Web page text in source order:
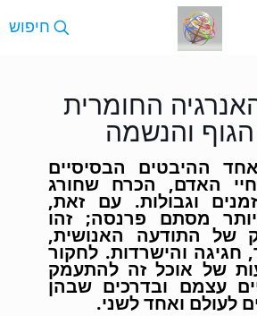
החומרית
והנשמה
ההיבטים הבסיסיים
האדם, הכרח שחורג
וגבולות. עם זאת,
מסתם פרנסה; זהו
של התודעה האנושית,
חגיגה והישרדות. לחקור
של אוכל זה להתעמק
עצמם ובדרכים שבהן
לעולם ואחד לשני.